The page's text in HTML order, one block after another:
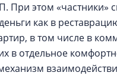
При этом «частники»
как в
в том числе в
в отдельное